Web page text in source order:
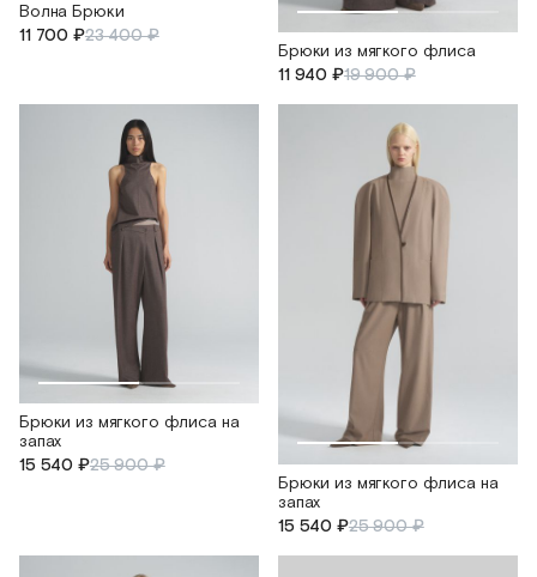
Волна Брюки
11 700 ₽23 400 ₽
Брюки из мягкого флиса
11 940 ₽19 900 ₽
Брюки из мягкого флиса на
запах
15 540 ₽25 900 ₽
Брюки из мягкого флиса на
запах
15 540 ₽25 900 ₽